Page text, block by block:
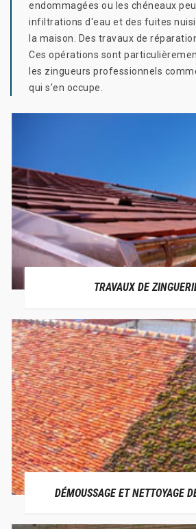
endommagées ou les chéneaux
infiltrations d'eau et des fuites
la maison. Des travaux de
Ces opérations sont
les zingueurs professionnels
qui s'en occupe.
TRAVAUX DE
DÉMOUSSAGE ET NETTOYAGE